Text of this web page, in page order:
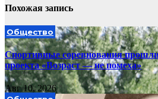
Похожая запись
Общество
Спортивные соревнования
проекта «Возраст — не помеха»
Авг 10, 2026